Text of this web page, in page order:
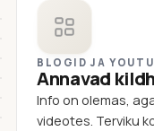
BLOGID JA
Annavad
Info on olemas,
videotes. Terviku